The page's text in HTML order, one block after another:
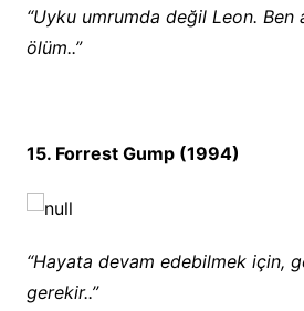
“Uyku umrumda değil Leon.
ölüm..”
15. Forrest Gump (1994)
“Hayata devam edebilmek için,
gerekir..”